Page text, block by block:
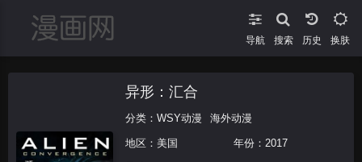
导航 搜索 换肤
异形：汇合
分类： WSY动漫 海外动漫
地区： 美国 年份： 2017